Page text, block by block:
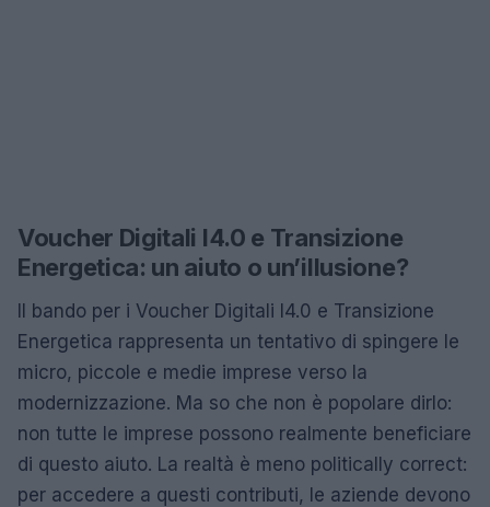
Voucher Digitali I4.0 e Transizione
Energetica: un aiuto o un’illusione?
Il bando per i Voucher Digitali I4.0 e Transizione
Energetica rappresenta un tentativo di spingere le
micro, piccole e medie imprese verso la
modernizzazione. Ma so che non è popolare dirlo:
non tutte le imprese possono realmente beneficiare
di questo aiuto. La realtà è meno politically correct:
per accedere a questi contributi, le aziende devono